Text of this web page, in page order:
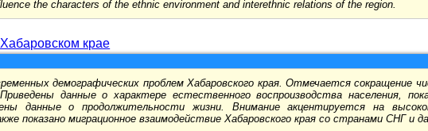
the characters of the ethnic environment and interethnic relations of the region.
крае
демографических проблем Хабаровского края. Отмечается сокращение
данные о характере естественного воспроизводства населения,
данные о продолжительности жизни. Внимание акцентируется на
показано миграционное взаимодействие Хабаровского края со странами СНГ и